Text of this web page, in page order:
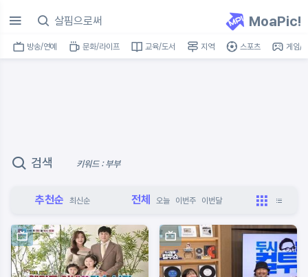
MoaPic!
방송/연예 문화/라이프 교육/도서 지역 스포츠 게임/
검색 키워드 : 부부
추천순 최신순 전체 오늘 이번주 이번달